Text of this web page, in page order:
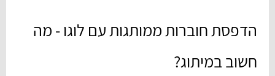
הדפסת חוברות ממותגות עם לוגו - מה
חשוב במיתוג?